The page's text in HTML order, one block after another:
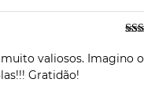
de 5
valiosos. Imagino o
Gratidão!